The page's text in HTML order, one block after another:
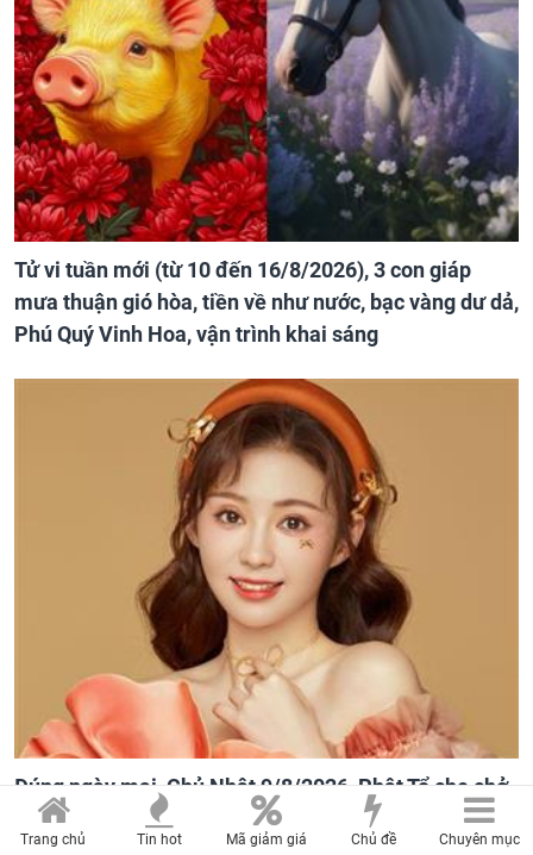
Tử vi tuần mới (từ 10 đến 16/8/2026), 3 con giáp
mưa thuận gió hòa, tiền về như nước, bạc vàng dư dả,
Phú Quý Vinh Hoa, vận trình khai sáng
Đúng ngày mai, Chủ Nhật 9/8/2026, Phật Tổ che chở
3 con giáp 'đạp trúng mỏ vàng', tiền bạc nhiều như lá
Trang chủ Tin hot Mã giảm giá Chủ đề Chuyên mục